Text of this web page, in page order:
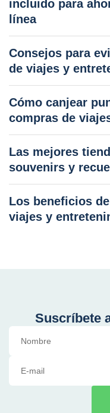
incluido para
línea
Consejos para
de viajes y
Cómo canjear
compras de
Las mejores
souvenirs y
Los beneficios
viajes y
Suscríbete